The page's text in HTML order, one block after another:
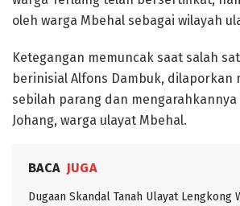
oleh warga Mbehal sebagai wilayah
​Ketegangan memuncak saat salah
berinisial Alfons Dambuk, dilaporkan
sebilah parang dan
Johang, warga ulayat Mbehal.
BACA JUGA
Dugaan Skandal Tanah Ulayat Lengkong